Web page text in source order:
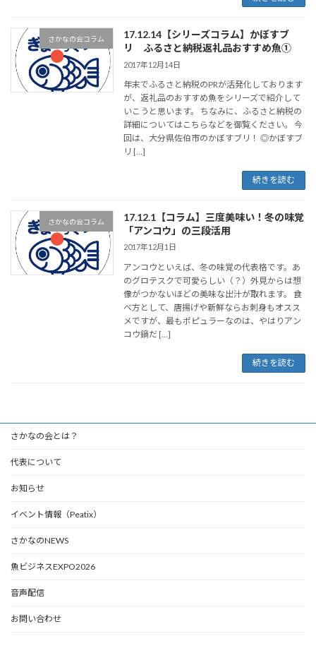
さかなの会コラム
17.12.14【シリーズコラム】かぼすブ
リ ふるさと納税返礼品おすすめ魚①
2017年12月14日
年末でふるさと納税のPRが活発化しております
が、返礼品のおすすめ魚をシリーズで紹介して
いこうと思います。 ちなみに、ふるさと納税の
詳細についてはこちらなどを御覧ください。 今
回は、大分県佐伯市のかぼすブリ！ ◎かぼすブ
リ […]
続きを読む
さかなの会コラム
17.12.1【コラム】三度美味い！冬の味覚
「アンコウ」の三段活用
2017年12月1日
アンコウといえば、冬の味覚の代表格です。あ
のグロテスクで可愛らしい（？）外見からは想
像がつかないほどの美味な出汁が取れます。 食
べ方として、唐揚げや新鮮ならお刺身もオスス
メですが、最もポピュラーなのは、やはりアン
コウ鍋だ […]
続きを読む
さかなの会とは？
代表について
お知らせ
イベント情報（Peatix）
さかなのNEWS
魚ビジネスEXPO2026
音声配信
お問い合わせ